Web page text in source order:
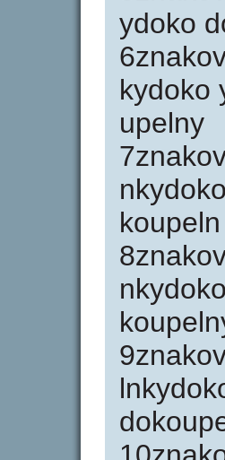
ydoko
kydoko
upelny